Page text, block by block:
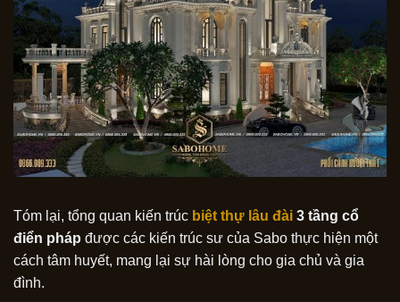
Tóm lại, tổng quan kiến trúc biệt thự lâu đài 3 tầng cổ
điển pháp được các kiến trúc sư của Sabo thực hiện một
cách tâm huyết, mang lại sự hài lòng cho gia chủ và gia
đình.